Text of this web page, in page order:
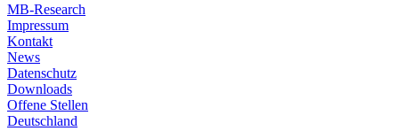
MB-Research
Impressum
Kontakt
News
Datenschutz
Downloads
Offene Stellen
Deutschland